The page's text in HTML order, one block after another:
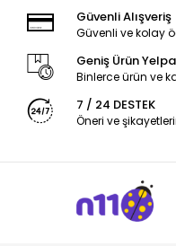
Güvenli Alışveriş
Güvenli ve kolay
Geniş Ürün
Binlerce ürün ve
7 / 24 DESTEK
Öneri ve